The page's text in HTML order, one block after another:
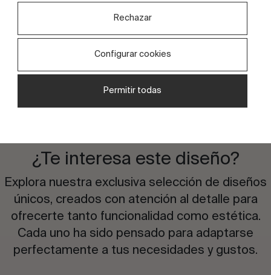
¿Te interesa este diseño?
Explora nuestra exclusiva selección de diseños
únicos, creados con atención al detalle para
ofrecerte tanto funcionalidad como estética.
Cada uno ha sido pensado para adaptarse
perfectamente a tus necesidades y gustos.
Rechazar
Configurar cookies
Permitir todas